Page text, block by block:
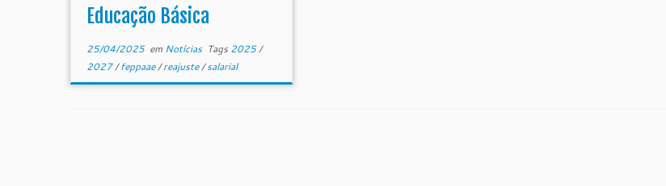
Educação Básica
25/04/2025em Notícias Tags 2025/
2027/feppaae/reajuste/salarial